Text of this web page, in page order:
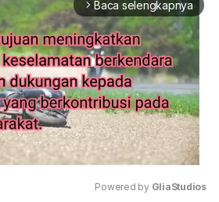
arrow_forward_ios Baca selengkapnya
Powered by GliaStudios